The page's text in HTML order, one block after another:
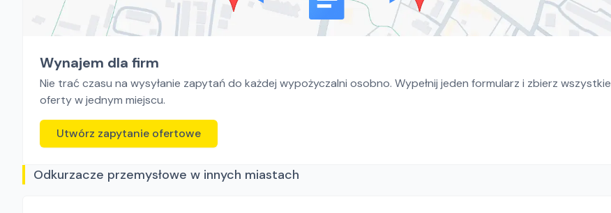
Wynajem dla firm
Nie trać czasu na wysyłanie zapytań do każdej wypożyczalni osobno. Wypełnij jeden formularz i zbierz wszystkie
oferty w jednym miejscu.
Utwórz zapytanie ofertowe
Odkurzacze przemysłowe w innych miastach